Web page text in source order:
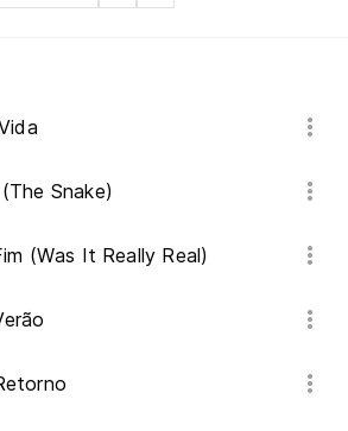
Snake)
(Was It Really Real)